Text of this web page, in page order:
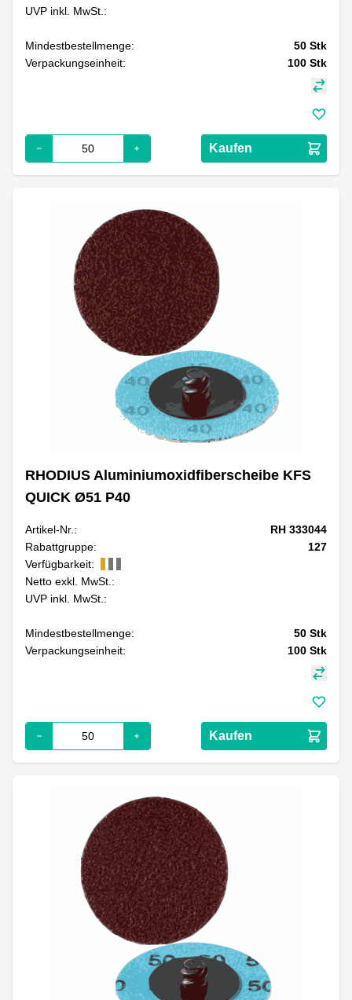
UVP inkl. MwSt.:
Mindestbestellmenge: 50 Stk
Verpackungseinheit:
100 Stk
Kaufen
RHODIUS Aluminiumoxidfiberscheibe KFS
QUICK Ø51 P40
Artikel-Nr.:
RH 333044
Rabattgruppe:
127
Verfügbarkeit:
Netto exkl. MwSt.:
UVP inkl. MwSt.:
Mindestbestellmenge: 50 Stk
Verpackungseinheit:
100 Stk
Kaufen